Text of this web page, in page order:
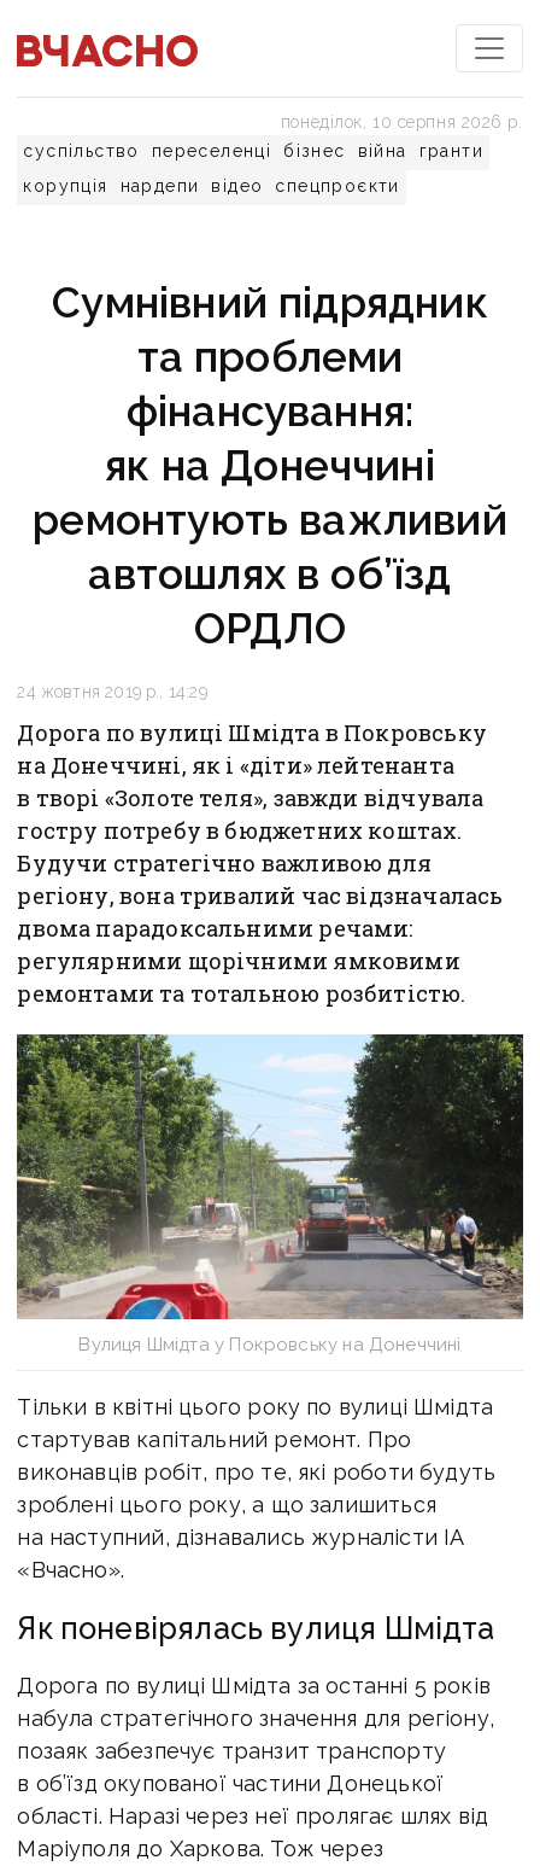
суспільство переселенці бізнес війна
гранти
корупція
нардепи відео спецпроєкти
понеділок, 10 серпня 2026 р.
Сумнівний підрядник
та проблеми
фінансування:
як на Донеччині
ремонтують важливий
автошлях в об’їзд
ОРДЛО
24 жовтня 2019 р., 14:29
Дорога по вулиці Шмідта в Покровську
на Донеччині, як і «діти» лейтенанта
в творі «Золоте теля», завжди відчувала
гостру потребу в бюджетних коштах.
Будучи стратегічно важливою для
регіону, вона тривалий час відзначалась
двома парадоксальними речами:
регулярними щорічними ямковими
ремонтами та тотальною розбитістю.
Вулиця Шмідта у Покровську на Донеччині
Тільки в квітні цього року по вулиці Шмідта
стартував капітальний ремонт. Про
виконавців робіт, про те, які роботи будуть
зроблені цього року, а що залишиться
на наступний, дізнавались журналісти ІА
«Вчасно».
Як поневірялась вулиця Шмідта
Дорога по вулиці Шмідта за останні 5 років
набула стратегічного значення для регіону,
позаяк забезпечує транзит транспорту
в об’їзд окупованої частини Донецької
області. Наразі через неї пролягає шлях від
Маріуполя до Харкова. Тож через